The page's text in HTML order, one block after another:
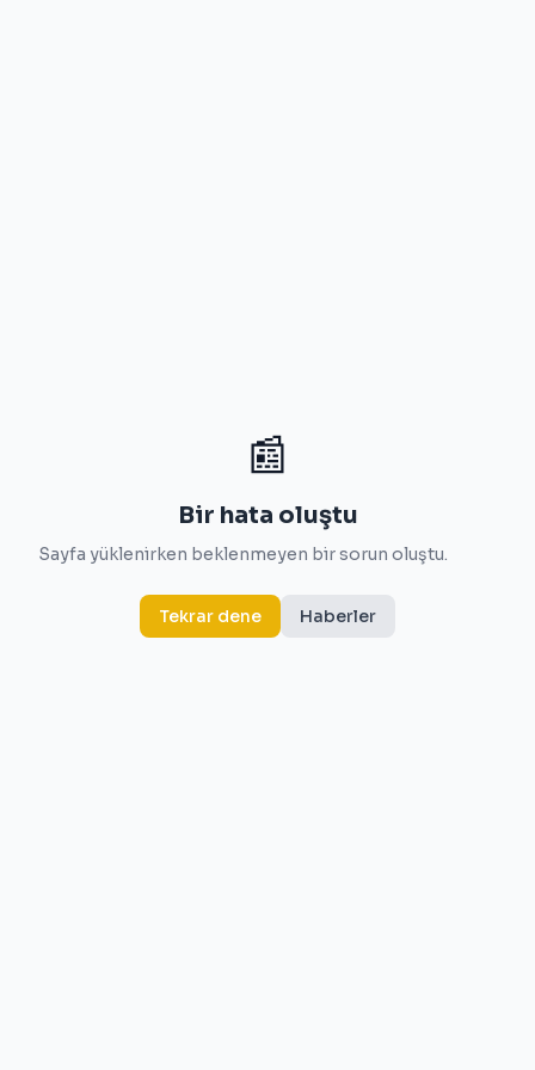
📰
Bir hata oluştu
Sayfa yüklenirken beklenmeyen bir sorun oluştu.
Tekrar dene Haberler